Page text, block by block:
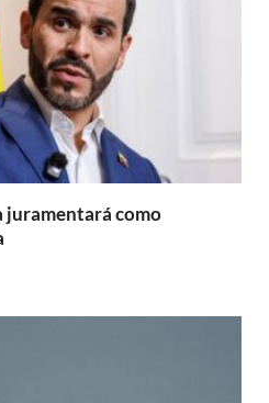
juramentará como